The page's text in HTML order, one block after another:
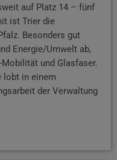
auf Platz 14 – fünf
ist Trier die
Besonders gut
Energie/Umwelt ab,
und Glasfaser.
lobt in einem
der Verwaltung